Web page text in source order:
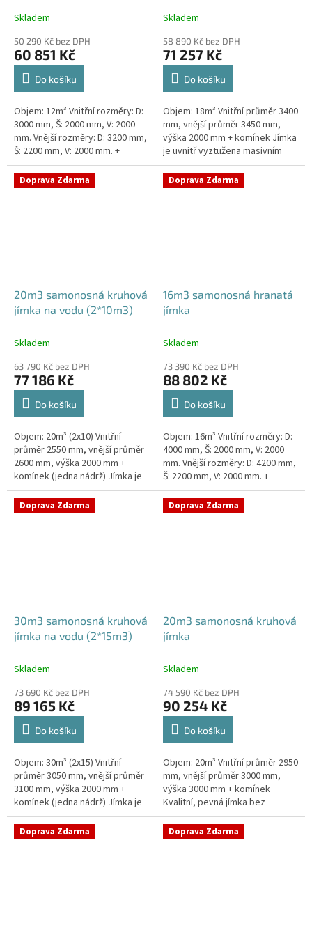
Skladem
50 290 Kč bez DPH
60 851 Kč
Do košíku
Objem: 12m³ Vnitřní rozměry: D:
3000 mm, Š: 2000 mm, V: 2000
mm. Vnější rozměry: D: 3200 mm,
Š: 2200 mm, V: 2000 mm. +
komínek Kvalitní, pevná jímka
bez potřeby...
Skladem
58 890 Kč bez DPH
71 257 Kč
Do košíku
Objem: 18m³ Vnitřní průměr 3400
mm, vnější průměr 3450 mm,
výška 2000 mm + komínek Jímka
je uvnitř vyztužena masivním
žebrováním pro garanci její
samonosnosti.Kvalitní, pevná...
Doprava Zdarma
20m3 samonosná kruhová
jímka na vodu (2*10m3)
Skladem
63 790 Kč bez DPH
77 186 Kč
Do košíku
Objem: 20m³ (2x10) Vnitřní
průměr 2550 mm, vnější průměr
2600 mm, výška 2000 mm +
komínek (jedna nádrž) Jímka je
uvnitř vyztužena masivním
žebrováním pro garanci její...
Doprava Zdarma
16m3 samonosná hranatá
jímka
Skladem
73 390 Kč bez DPH
88 802 Kč
Do košíku
Objem: 16m³ Vnitřní rozměry: D:
4000 mm, Š: 2000 mm, V: 2000
mm. Vnější rozměry: D: 4200 mm,
Š: 2200 mm, V: 2000 mm. +
komínek Kvalitní, pevná jímka
bez potřeby...
Doprava Zdarma
30m3 samonosná kruhová
jímka na vodu (2*15m3)
Skladem
73 690 Kč bez DPH
89 165 Kč
Do košíku
Objem: 30m³ (2x15) Vnitřní
průměr 3050 mm, vnější průměr
3100 mm, výška 2000 mm +
komínek (jedna nádrž) Jímka je
uvnitř vyztužena masivním
žebrováním pro garanci její...
Doprava Zdarma
20m3 samonosná kruhová
jímka
Skladem
74 590 Kč bez DPH
90 254 Kč
Do košíku
Objem: 20m³ Vnitřní průměr 2950
mm, vnější průměr 3000 mm,
výška 3000 mm + komínek
Kvalitní, pevná jímka bez
potřeby obetonování. Průměr
přítoku specifikujte v
poznámce...
Doprava Zdarma Doprava Zdarma